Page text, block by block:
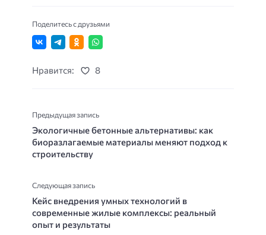
Поделитесь с друзьями
Нравится: 8
Предыдущая запись
Экологичные бетонные альтернативы: как
биоразлагаемые материалы меняют подход к
строительству
Следующая запись
Кейс внедрения умных технологий в
современные жилые комплексы: реальный
опыт и результаты